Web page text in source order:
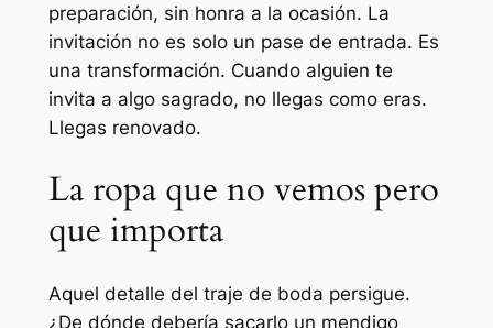
preparación, sin honra a la ocasión. La
invitación no es solo un pase de entrada. Es
una transformación. Cuando alguien te
invita a algo sagrado, no llegas como eras.
Llegas renovado.
La ropa que no vemos pero
que importa
Aquel detalle del traje de boda persigue.
¿De dónde debería sacarlo un mendigo